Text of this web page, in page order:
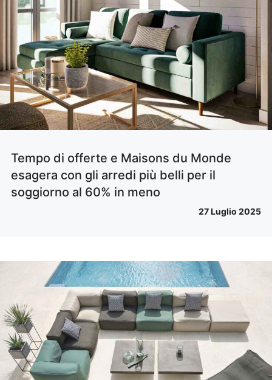
Tempo di offerte e Maisons du Monde
esagera con gli arredi più belli per il
soggiorno al 60% in meno
27 Luglio 2025